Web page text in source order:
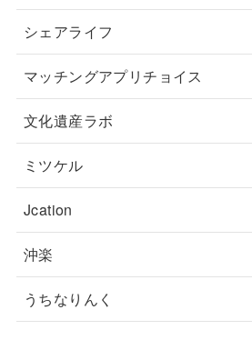
シェアライフ
マッチングアプリチョイス
文化遺産ラボ
ミツケル
Jcation
沖楽
うちなりんく